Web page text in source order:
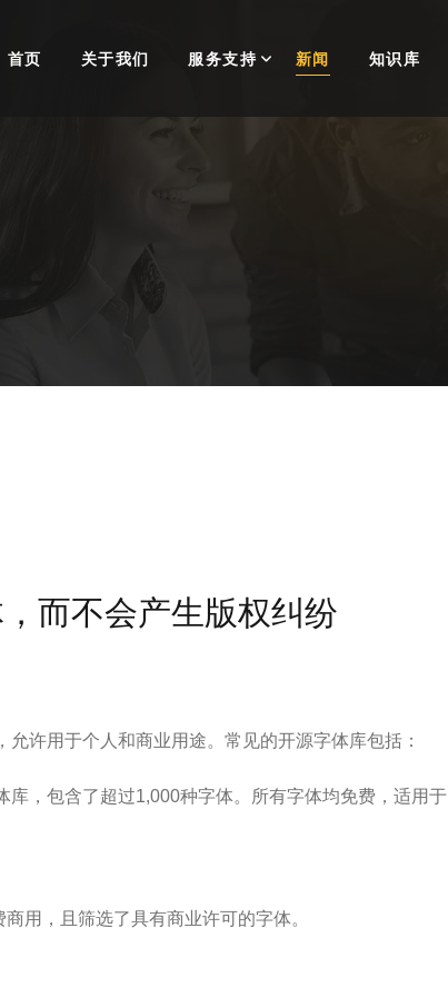
首页 关于我们 服务支持 新闻 知识库
而不会产生版权纠纷
许用于个人和商业用途。常见的开源字体库包括：
库，包含了超过1,000种字体。所有字体均免费，适用于
用，且筛选了具有商业许可的字体。